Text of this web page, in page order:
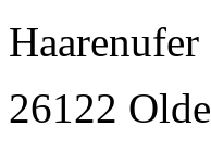
Haarenufer
26122